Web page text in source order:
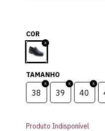
COR
TAMANHO
38 39 40
Produto Indisponível